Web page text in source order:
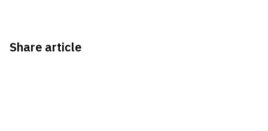
Share article